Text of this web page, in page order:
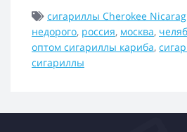
сигариллы Cherokee
недорого, россия, москва,
оптом сигариллы кариба,
сигариллы